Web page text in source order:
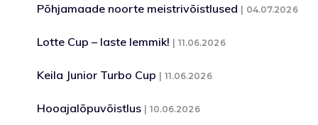
Põhjamaade noorte meistrivõistlused 04.07.2026
Lotte Cup – laste lemmik! 11.06.2026
Keila Junior Turbo Cup 11.06.2026
Hooajalõpuvõistlus 10.06.2026